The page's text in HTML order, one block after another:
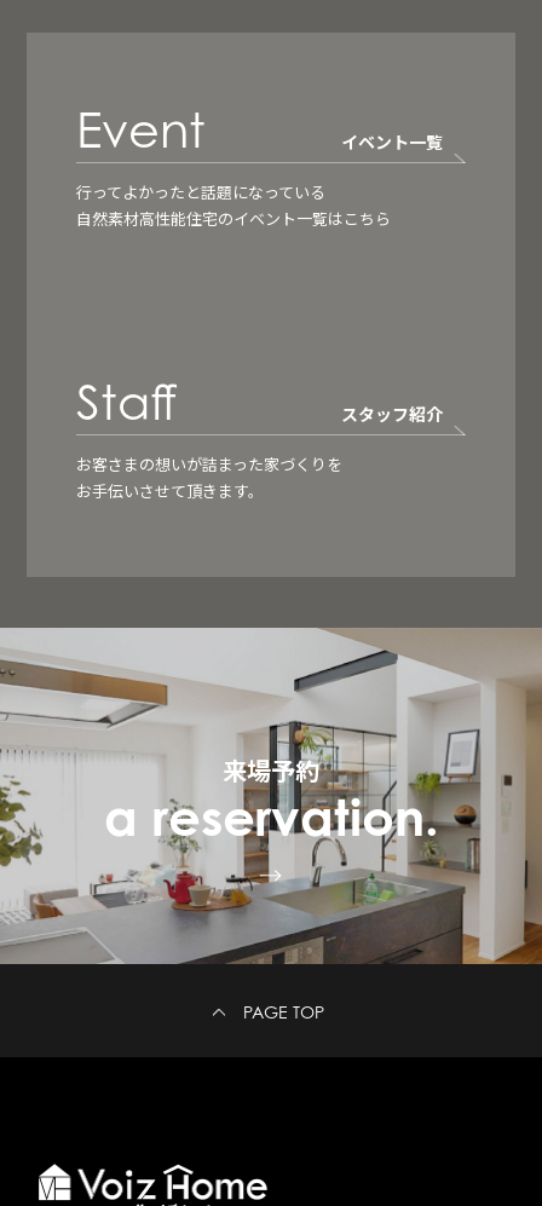
Event イベント一覧
行ってよかったと話題になっている
自然素材高性能住宅のイベント一覧はこちら
Staff スタッフ紹介
お客さまの想いが詰まった家づくりを
お手伝いさせて頂きます。
来場予約
a reservation.
PAGE TOP